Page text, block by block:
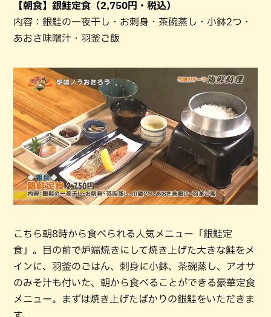
【朝食】銀鮭定食（2,750円・税込）
内容：銀鮭の一夜干し・お刺身・茶碗蒸し・小鉢2つ・
あおさ味噌汁・羽釜ご飯
こちら朝8時から食べられる人気メニュー「銀鮭定
食」。目の前で炉端焼きにして焼き上げた大きな鮭をメ
インに、羽釜のごはん、刺身に小鉢、茶碗蒸し、アオサ
のみそ汁も付いた、朝から食べることができる豪華定食
メニュー。まずは焼き上げたばかりの銀鮭をいただきま